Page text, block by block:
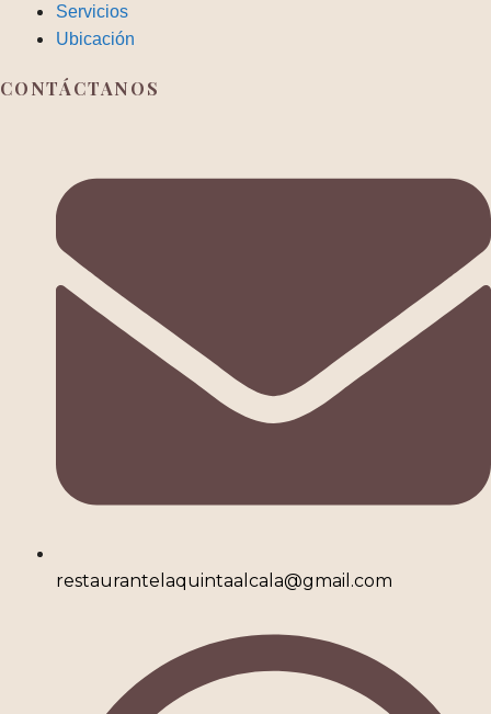
Servicios
Ubicación
CONTÁCTANOS
restaurantelaquintaalcala@gmail.com